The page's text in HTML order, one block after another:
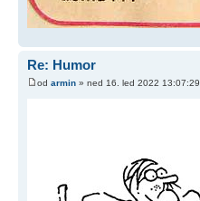
Re: Humor
od armin » ned 16. led 2022 13:07:29